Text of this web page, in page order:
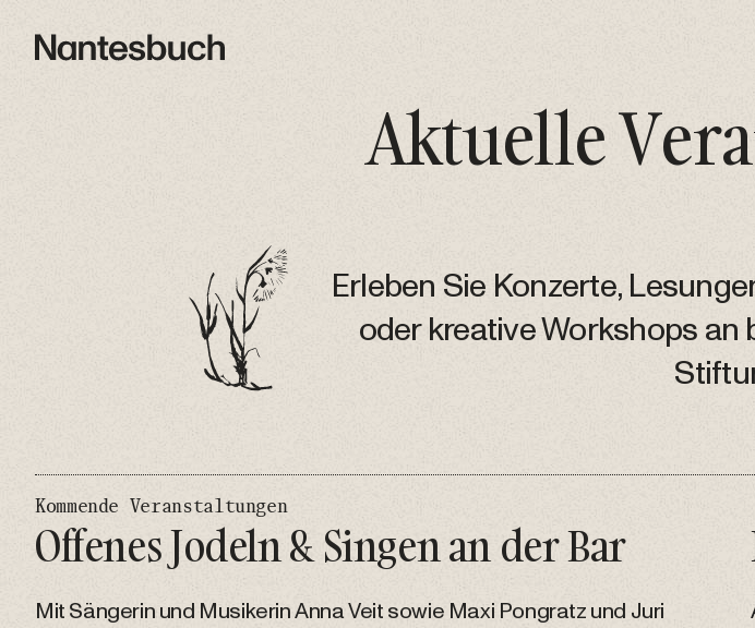
Aktuelle
Erleben Sie Konzerte,
oder kreative Workshops
Kommende Veranstaltungen
Offenes Jodeln & Singen an der Bar
Mit Sängerin und Musikerin Anna Veit sowie Maxi Pongratz und Juri